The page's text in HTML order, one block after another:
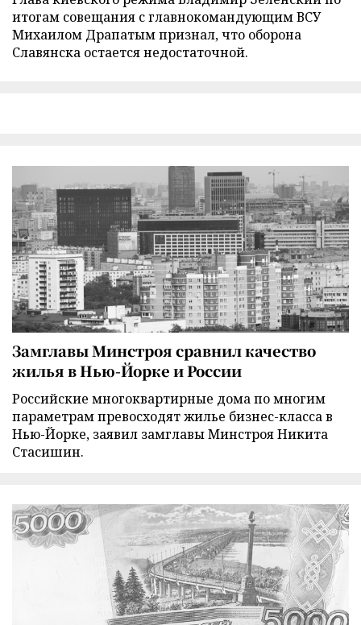
итогам совещания с главнокомандующим ВСУ
Михаилом Драпатым признал, что оборона
Славянска остается недостаточной.
Замглавы Минстроя сравнил качество
жилья в Нью-Йорке и России
Российские многоквартирные дома по многим
параметрам превосходят жилье бизнес-класса в
Нью-Йорке, заявил замглавы Минстроя Никита
Стасишин.